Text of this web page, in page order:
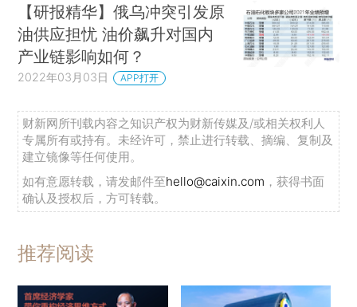
【研报精华】俄乌冲突引发原
油供应担忧 油价飙升对国内
产业链影响如何？
2022年03月03日 APP打开
财新网所刊载内容之知识产权为财新传媒及/或相关权利人
专属所有或持有。未经许可，禁止进行转载、摘编、复制及
建立镜像等任何使用。
如有意愿转载，请发邮件至hello@caixin.com ，获得书面
确认及授权后，方可转载。
推荐阅读